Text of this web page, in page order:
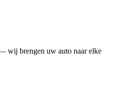
wij brengen uw auto naar elke